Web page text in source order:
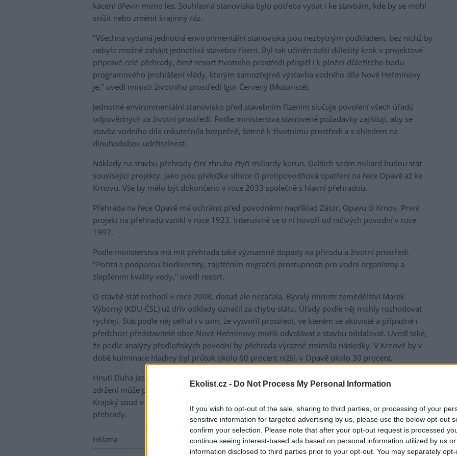
Ekolist.cz - Do Not Process My Personal Information
If you wish to opt-out of the sale, sharing to third parties, or processing of your
sensitive information for targeted advertising by us, please use the below opt-out
confirm your selection. Please note that after your opt-out request is processed
continue seeing interest-based ads based on personal information utilized by us
information disclosed to third parties prior to your opt-out. You may separately
kácení dřevin mimo les. Souhlasná stanoviska bylo potřeba vydat i ke stavbám, kde by se mohl
snížit nebo změnit krajinný ráz.
"Všechna vydaná jednotná environmentální stanoviska jsou nezbytným podkladem, bez nichž by
nebylo možné zahájit jednotlivá stavební řízení. Byl tak učiněn další důležitý krok v projektové
přípravě celé přehrady, čímž resort životního prostředí přispěl i k plnění důležitého bodu
programového prohlášení vlády, kterým samozřejmě výstavba vodního díla Nové Heřminovy
je," uvedl ministr životního prostředí Igor Červený (Motoristé).
Jednotné environmentální stanovisko před stavebním řízením slučuje povolení všech úřadů
odpovědných za životní prostředí. Podle ministerstva stanovené požadavky zajišťují, aby se
stavba vodního díla uskutečnila bezpečně, šetrně k životnímu prostředí a s ohledem na
dlouhodobou udržitelnost.
Náklady na stavbu přehrady činí zhruba čtyři miliardy korun. Dalších sedm miliard budou stát
související projekty, jako jsou přeložka silnice či protipovodňová opatření na řece Opavě až ke
Krnovu. Vše by mělo být dokončeno v roce 2033 společně s hlavní přehradou.
Přehrada na řece Opavě má ochránit před povodněmi například Zátor, Opavu či Krnov. První
projekt na přehradu vznikl v roce 1923. Intenzivně se o ní hovoří od ničivých povodní v roce
1997.
Podle ministerstva má mít přehrada také významné dopady na přírodu a životní prostředí.
"Počítá s podporou biodiverzity, zajištěním migrační prostupnosti pro vodní organismy a
zlepšením kvality vody," uvedl resort.
O stavbě stát rozhodl v roce 2008, dosud ale nezačala. Bývalý ministr zemědělství Marek
Výborný (KDU-ČSL) už dřív odklady označil za chybu státu. Úřady podle něj mohly rozhodovat
rychleji. Stát podle něj selhal i v tom, že vytvořil prostředí, ve kterém se aktivisté a případně i
předchozí představitelé obce Nové Heřminovy mohli odvolávat a stavbu oddalovat. Uvedl také,
že podle analýzy předloňských povodní by přehrada výrazně zmírnila následky. V Krnově by v
době kulminace hladiny byl průtok okolo 60 procent nižší, v Opavě okolo 30 procent.
Hnutí Duha Jeseníky dříve uvedlo, že dokončení stavby přehrady do roku 2032 je nereálné,
zdržení může podle ekologů způsobit zejména stavba přeložky silnice a proces vyvlastňování.
Krajský soud v Ostravě loni v květnu zamítl žalobu ekologické organizace Děti Země proti stavbě
přehrady.
reklama